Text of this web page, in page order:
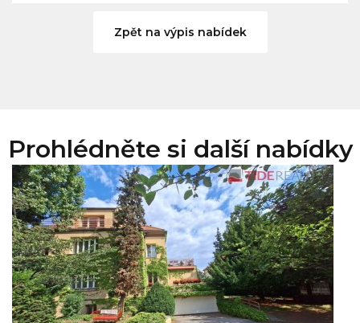
Zpět na výpis nabídek
Prohlédněte si další nabídky